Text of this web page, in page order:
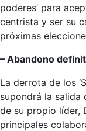
poderes’ para
centrista y ser su
próximas
– Abandono
La derrota de los
supondrá la salida
de su propio líder,
principales